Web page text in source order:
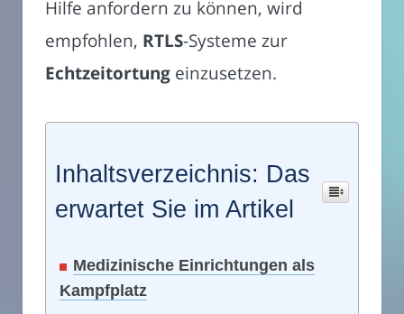
Hilfe anfordern zu können, wird
empfohlen, RTLS-Systeme zur
Echtzeitortung einzusetzen.
Inhaltsverzeichnis: Das
erwartet Sie im Artikel
Medizinische Einrichtungen als
Kampfplatz